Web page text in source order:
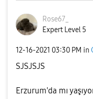
Rose67_
Expert Level 5
‎12-16-2021 03:30 PM in
SJSJSJS
Erzurum'da mı